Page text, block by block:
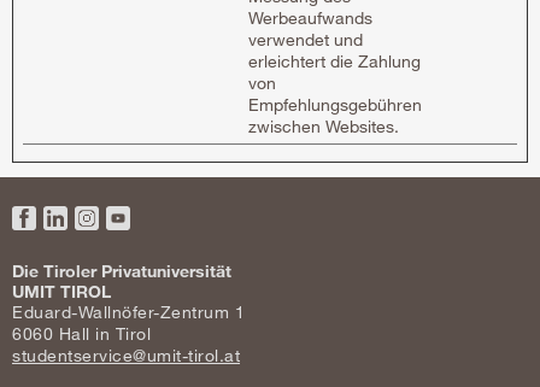
Werbeaufwands
verwendet und
erleichtert die Zahlung
von
Empfehlungsgebühren
zwischen Websites.
Die Tiroler Privatuniversität
UMIT TIROL
Eduard-Wallnöfer-Zentrum 1
6060 Hall in Tirol
studentservice@umit-tirol.at